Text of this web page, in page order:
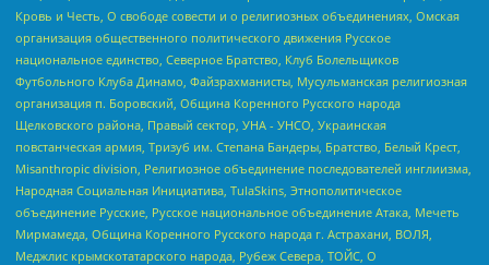
Кровь и Честь, О свободе совести и о религиозных объединениях, Омская
организация общественного политического движения Русское
национальное единство, Северное Братство, Клуб Болельщиков
Футбольного Клуба Динамо, Файзрахманисты, Мусульманская религиозная
организация п. Боровский, Община Коренного Русского народа
Щелковского района, Правый сектор, УНА - УНСО, Украинская
повстанческая армия, Тризуб им. Степана Бандеры, Братство, Белый Крест,
Misanthropic division, Религиозное объединение последователей инглиизма,
Народная Социальная Инициатива, TulaSkins, Этнополитическое
объединение Русские, Русское национальное объединение Атака, Мечеть
Мирмамеда, Община Коренного Русского народа г. Астрахани, ВОЛЯ,
Меджлис крымскотатарского народа, Рубеж Севера, ТОЙС, О